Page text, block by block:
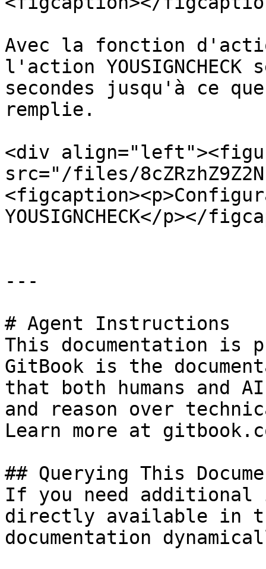
Avec la fonction
l'action
secondes jusqu'à ce
remplie.
<div
src="/files/
YOUSIGNCHECK</p></
---
# Agent Instructions
This documentation is
GitBook is the
that both humans and
and reason over
Learn more at
## Querying This
If you need
directly available in
documentation